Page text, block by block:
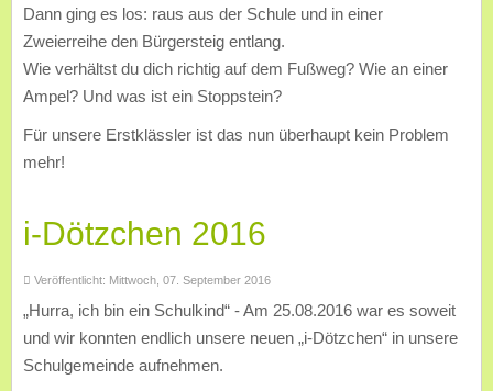
Dann ging es los: raus aus der Schule und in einer
Zweierreihe den Bürgersteig entlang.
Wie verhältst du dich richtig auf dem Fußweg? Wie an einer
Ampel? Und was ist ein Stoppstein?
Für unsere Erstklässler ist das nun überhaupt kein Problem
mehr!
i-Dötzchen 2016
Veröffentlicht: Mittwoch, 07. September 2016
„Hurra, ich bin ein Schulkind“ - Am 25.08.2016 war es soweit
und wir konnten endlich unsere neuen „i-Dötzchen“ in unsere
Schulgemeinde aufnehmen.